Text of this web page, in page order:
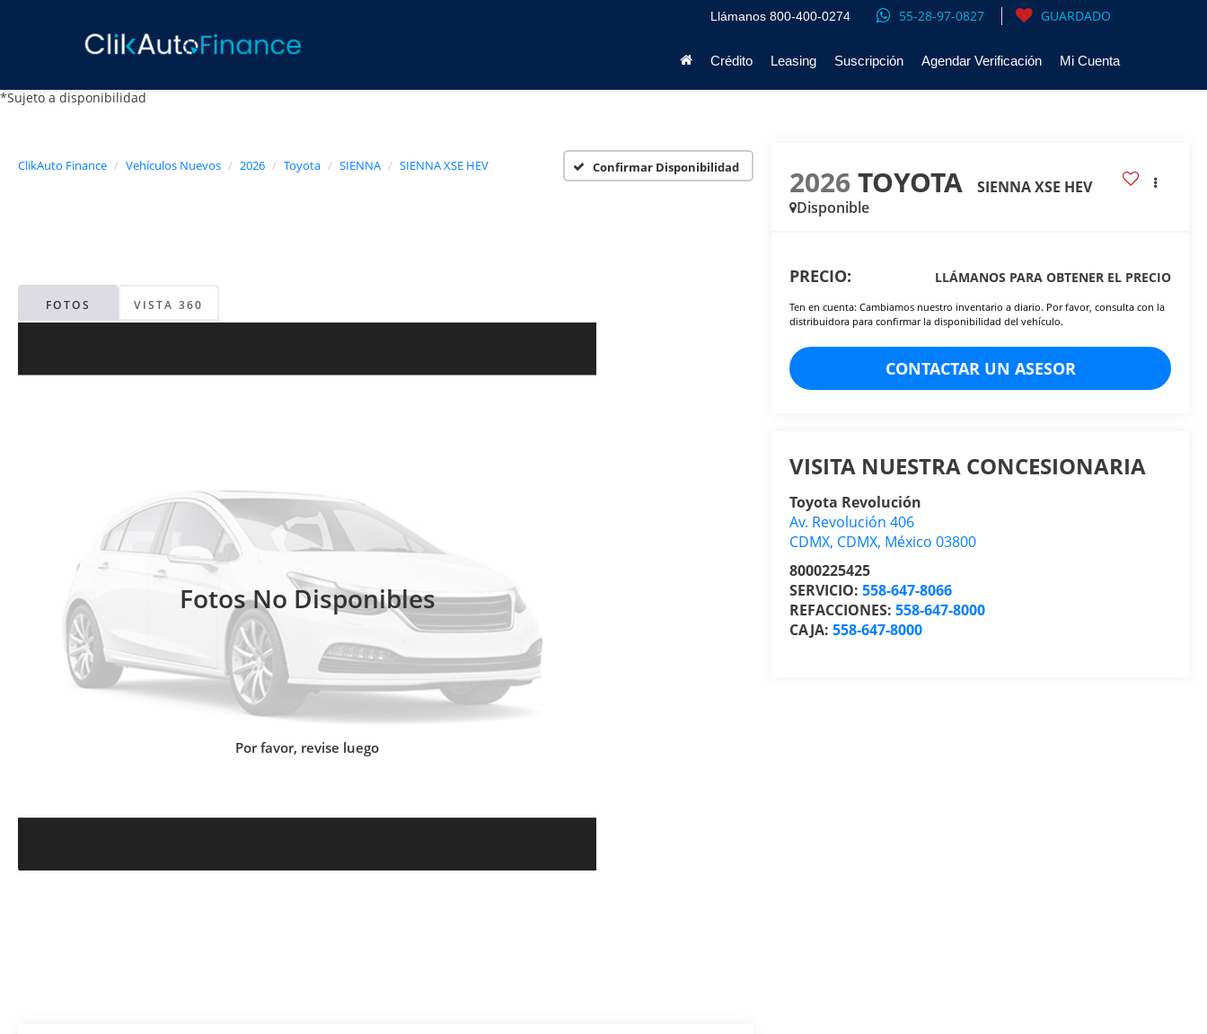
Llámanos 800-400-0274 55-28-97-0827 GUARDADO
Crédito Leasing Suscripción Agendar Verificación Mi Cuenta
*Sujeto a disponibilidad
ClikAuto Finance Vehículos Nuevos 2026 Toyota SIENNA SIENNA XSE HEV Confirmar Disponibilidad
FOTOS VISTA 360
Fotos No Disponibles
Por favor, revise luego
2026 TOYOTA
SIENNA XSE HEV
Disponible
PRECIO: LLÁMANOS PARA OBTENER EL PRECIO
Ten en cuenta: Cambiamos nuestro inventario a diario. Por favor, consulta con la
distribuidora para confirmar la disponibilidad del vehículo.
CONTACTAR UN ASESOR
VISITA NUESTRA CONCESIONARIA
Toyota Revolución
Av. Revolución 406
CDMX, CDMX, México 03800
8000225425
SERVICIO:558-647-8066
REFACCIONES:558-647-8000
CAJA:558-647-8000